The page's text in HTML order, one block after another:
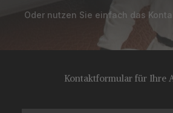
Oder nutzen Sie einfach das
Kontaktformular für Ihre